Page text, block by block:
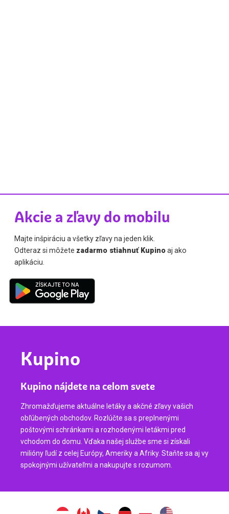
Akcie a zľavy do mobilu
Majte inšpiráciu a všetky zľavy na jeden klik.
Odteraz si môžete zadarmo stiahnuť Kupinoaj ako
aplikáciu.
Kupino
Kupino nájdete na celom svete
Zhromažďujeme aktuálne letáky a akčné zľavy vašich
obľúbených obchodov. Rozlúčte sa s preplnenými
poštovými schránkami a rozhodenými letákmi pred
vchodom do domu. Vďaka našej službe sme si získali
milióny ľudí z celej Európy, Ameriky a Afriky. Staňte sa aj vy
spokojnými užívateľmi a nakupujte s rozumom.